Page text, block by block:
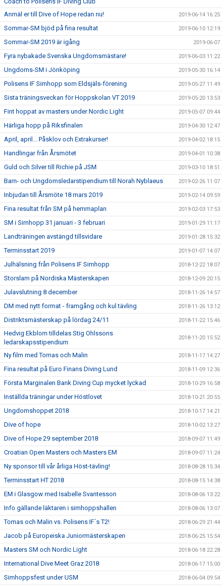
Anmäl er till Dive of Hope redan nu! 2019-06-14 16:25
Sommar-SM bjöd på fina resultat 2019-06-10 12:19
Sommar-SM 2019 är igång 2019-06-07
Fyra nybakade Svenska Ungdomsmästare! 2019-06-03 11:22
Ungdoms-SM i Jönköping 2019-05-30 16:14
Polisens IF Simhopp som Eldsjäls-förening 2019-05-27 11:49
Sista träningsveckan för Hoppskolan VT 2019 2019-05-20 13:53
Fint hoppat av masters under Nordic Light 2019-05-07 09:44
Härliga hopp på Riksfinalen 2019-04-30 12:47
April, april... Påsklov och Extrakurser! 2019-04-02 18:15
Handlingar från Årsmötet 2019-04-01 10:38
Guld och Silver till Richie på JSM 2019-03-10 18:51
Barn- och Ungdomsledarstipendium till Norah Nyblaeus 2019-02-26 11:07
Inbjudan till Årsmöte 18 mars 2019 2019-02-14 09:59
Fina resultat från SM på hemmaplan 2019-02-03 17:53
SM i Simhopp 31 januari - 3 februari 2019-01-29 11:17
Landträningen avstängd tillsvidare 2019-01-28 15:32
Terminsstart 2019 2019-01-07 14:07
Julhälsning från Polisens IF Simhopp 2018-12-22 18:07
Storslam på Nordiska Mästerskapen 2018-12-09 20:15
Julavslutning 8 december 2018-11-26 14:57
DM med nytt format - framgång och kul tävling 2018-11-26 13:12
Distriktsmästerskap på lördag 24/11 2018-11-22 15:46
Hedvig Ekblom tilldelas Stig Ohlssons
ledarskapsstipendium
2018-11-20 15:52
Ny film med Tomas och Malin 2018-11-17 14:27
Fina resultat på Euro Finans Diving Lund 2018-11-09 12:36
Första Marginalen Bank Diving Cup mycket lyckad 2018-10-29 16:58
Inställda träningar under Höstlovet 2018-10-21 20:55
Ungdomshoppet 2018 2018-10-17 14:21
Dive of hope 2018-10-02 13:27
Dive of Hope 29 september 2018 2018-09-07 11:49
Croatian Open Masters och Masters EM 2018-09-07 11:24
Ny sponsor till vår årliga Höst-tävling! 2018-08-28 15:34
Terminsstart HT 2018 2018-08-15 14:38
EM i Glasgow med Isabelle Svantesson 2018-08-06 13:22
Info gällande läktaren i simhoppshallen 2018-08-06 13:07
Tomas och Malin vs. Polisens IF´s T2! 2018-06-29 21:44
Jacob på Europeiska Juniormästerskapen 2018-06-25 15:54
Masters SM och Nordic Light 2018-06-18 22:28
International Dive Meet Graz 2018 2018-06-17 15:00
Simhoppsfest under USM 2018-06-04 09:54